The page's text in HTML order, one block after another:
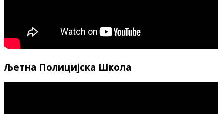
Љетна Полицијска Школа